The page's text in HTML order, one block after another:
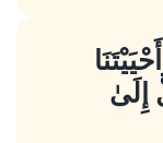
إِلَىٰ